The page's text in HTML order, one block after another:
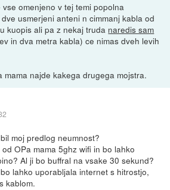
omenjeno v tej temi popolna
usmerjeni anteni n cimmanj kabla od
kuopis ali pa z nekaj truda naredis sam
in dva metra kabla) ce nimas dveh levih
mama najde kakega drugega mojstra.
moj predlog neumnost?
OPa mama 5ghz wifi in bo lahko
Al ji bo buffral na vsake 30 sekund?
lahko uporabljala internet s hitrostjo,
kablom.